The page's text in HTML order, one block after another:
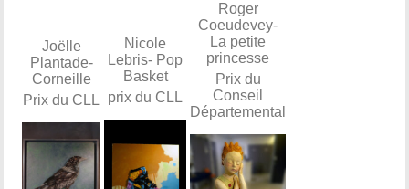
Joëlle
Plantade-
Corneille
Prix du CLL
Nicole
Lebris- Pop
Basket
prix du CLL
Roger
Coeudevey-
La petite
princesse
Prix du
Conseil
Départemental